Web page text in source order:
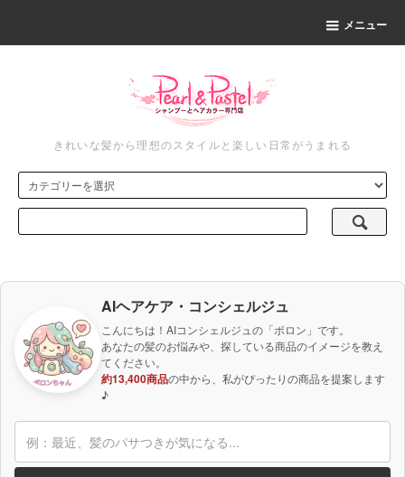
メニュー
きれいな髪から理想のスタイルと楽しい日常がうまれる
AIヘアケア・コンシェルジュ
こんにちは！AIコンシェルジュの「ポロン」です。
あなたの髪のお悩みや、探している商品のイメージを教え
てください。
約13,400商品の中から、私がぴったりの商品を提案します
♪